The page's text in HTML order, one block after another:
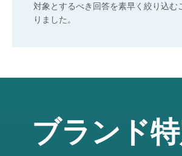
対象とするべき回答を素早く絞り込む
りました。
ブランド